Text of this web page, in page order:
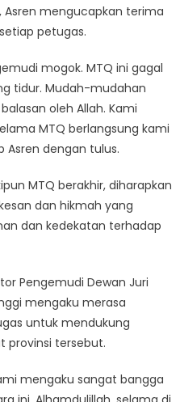
Asren mengucapkan terima
petugas.
mogok. MTQ ini gagal
tidur. Mudah-mudahan
oleh Allah. Kami
MTQ berlangsung kami
Asren dengan tulus.
MTQ berakhir, diharapkan
dan hikmah yang
dan kedekatan terhadap
Pengemudi Dewan Juri
mengaku merasa
untuk mendukung
provinsi tersebut.
mengaku sangat bangga